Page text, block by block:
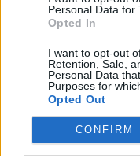
Personal Data for
Opted In
I want to opt-out
Retention, Sale,
Personal Data
Purposes for
Opted Out
CONFIRM